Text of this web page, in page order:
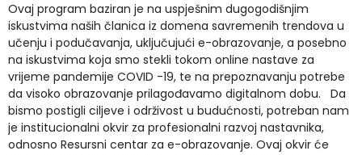
Ovaj program baziran je na uspješnim dugogodišnjim
iskustvima naših članica iz domena savremenih trendova u
učenju i podučavanja, uključujući e-obrazovanje, a posebno
na iskustvima koja smo stekli tokom online nastave za
vrijeme pandemije COVID -19, te na prepoznavanju potrebe
da visoko obrazovanje prilagođavamo digitalnom dobu. Da
bismo postigli ciljeve i održivost u budućnosti, potreban nam
je institucionalni okvir za profesionalni razvoj nastavnika,
odnosno Resursni centar za e-obrazovanje. Ovaj okvir će